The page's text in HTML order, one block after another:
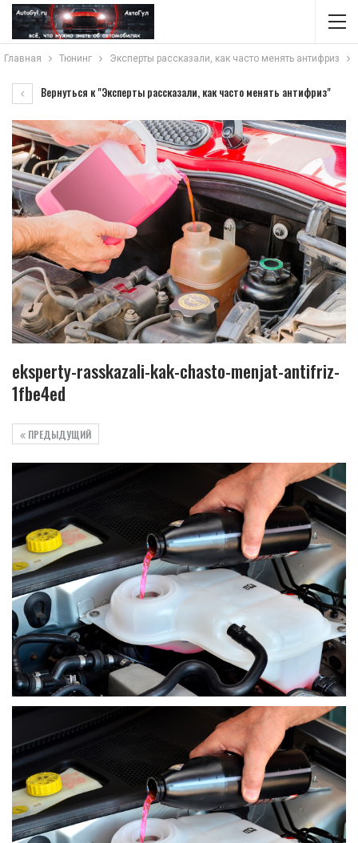
Главная Тюнинг Эксперты рассказали, как часто менять антифриз
Вернуться к "Эксперты рассказали, как часто менять антифриз"
eksperty-rasskazali-kak-chasto-menjat-antifriz-
1fbe4ed
ПРЕДЫДУЩИЙ